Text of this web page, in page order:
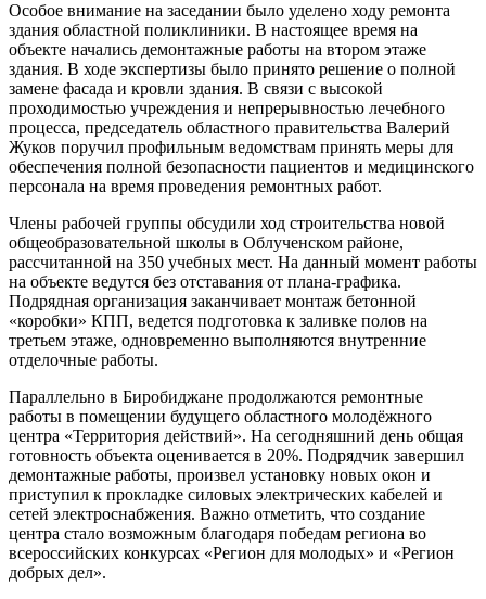
Особое внимание на заседании было уделено ходу ремонта
здания областной поликлиники. В настоящее время на
объекте начались демонтажные работы на втором этаже
здания. В ходе экспертизы было принято решение о полной
замене фасада и кровли здания. В связи с высокой
проходимостью учреждения и непрерывностью лечебного
процесса, председатель областного правительства Валерий
Жуков поручил профильным ведомствам принять меры для
обеспечения полной безопасности пациентов и медицинского
персонала на время проведения ремонтных работ.
Члены рабочей группы обсудили ход строительства новой
общеобразовательной школы в Облученском районе,
рассчитанной на 350 учебных мест. На данный момент работы
на объекте ведутся без отставания от плана-графика.
Подрядная организация заканчивает монтаж бетонной
«коробки» КПП, ведется подготовка к заливке полов на
третьем этаже, одновременно выполняются внутренние
отделочные работы.
Параллельно в Биробиджане продолжаются ремонтные
работы в помещении будущего областного молодёжного
центра «Территория действий». На сегодняшний день общая
готовность объекта оценивается в 20%. Подрядчик завершил
демонтажные работы, произвел установку новых окон и
приступил к прокладке силовых электрических кабелей и
сетей электроснабжения. Важно отметить, что создание
центра стало возможным благодаря победам региона во
всероссийских конкурсах «Регион для молодых» и «Регион
добрых дел».